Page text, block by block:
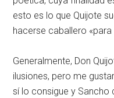
esto es lo que Quijote
hacerse caballero
Generalmente, Don
ilusiones, pero me
sí lo consigue y Sancho